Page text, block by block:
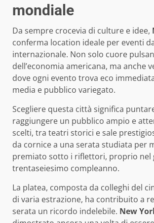
mondiale
Da sempre crocevia di culture e idee,
conferma location ideale per eventi
internazionale. Non solo cuore
dell’economia americana, ma anche
dove ogni evento trova eco
media e pubblico variegato.
Scegliere questa città significa
raggiungere un pubblico ampio e
scelti, tra teatri storici e sale
da cornice a una serata studiata per
premiato sotto i riflettori, proprio nel
trentaseiesimo compleanno.
La platea, composta da colleghi del
di varia estrazione, ha contribuito a
serata un ricordo indelebile. New